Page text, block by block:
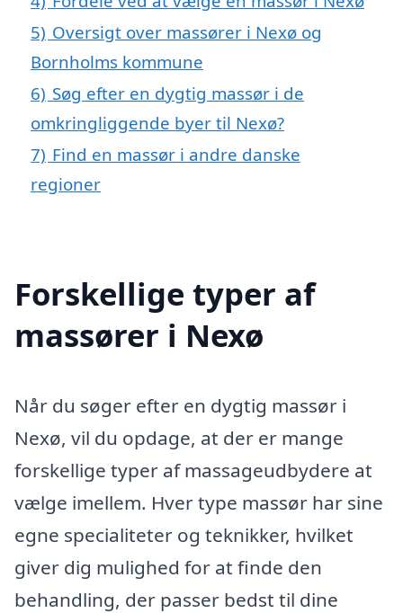
5) Oversigt over massører i Nexø og
Bornholms kommune
6) Søg efter en dygtig massør i de
omkringliggende byer til Nexø?
7) Find en massør i andre danske
regioner
Forskellige typer af
massører i Nexø
Når du søger efter en dygtig massør i
Nexø, vil du opdage, at der er mange
forskellige typer af massageudbydere at
vælge imellem. Hver type massør har sine
egne specialiteter og teknikker, hvilket
giver dig mulighed for at finde den
behandling, der passer bedst til dine